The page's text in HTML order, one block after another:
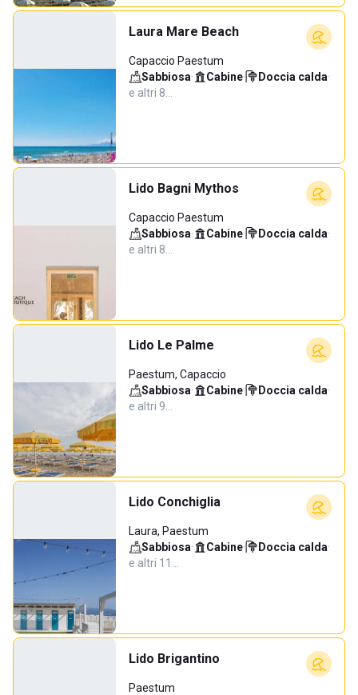
Laura Mare Beach
Capaccio Paestum
Sabbiosa· Cabine· Doccia calda·
e altri 8…
Lido Bagni Mythos
Capaccio Paestum
Sabbiosa· Cabine· Doccia calda·
e altri 8…
Lido Le Palme
Paestum, Capaccio
Sabbiosa· Cabine· Doccia calda·
e altri 9…
Lido Conchiglia
Laura, Paestum
Sabbiosa· Cabine· Doccia calda·
e altri 11…
Lido Brigantino
Paestum